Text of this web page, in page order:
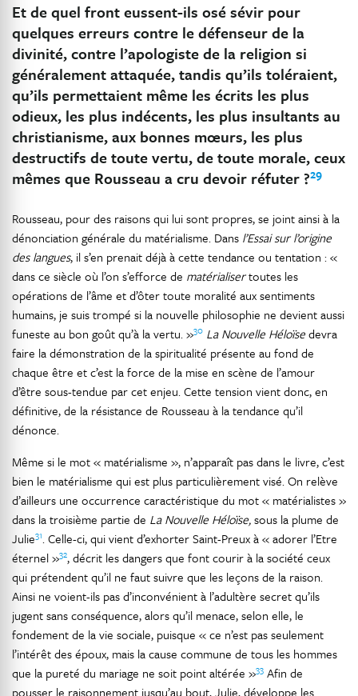
Et de quel front eussent-ils osé sévir pour
quelques erreurs contre le défenseur de la
divinité, contre l’apologiste de la religion si
généralement attaquée, tandis qu’ils toléraient,
qu’ils permettaient même les écrits les plus
odieux, les plus indécents, les plus insultants au
christianisme, aux bonnes mœurs, les plus
destructifs de toute vertu, de toute morale, ceux
mêmes que Rousseau a cru devoir réfuter ?29
Rousseau, pour des raisons qui lui sont propres, se joint ainsi à la
dénonciation générale du matérialisme. Dans l’Essai sur l’origine
des langues, il s’en prenait déjà à cette tendance ou tentation : «
dans ce siècle où l’on s’efforce de matérialisertoutes les
opérations de l’âme et d’ôter toute moralité aux sentiments
humains, je suis trompé si la nouvelle philosophie ne devient aussi
funeste au bon goût qu’à la vertu. »30 La Nouvelle Héloïsedevra
faire la démonstration de la spiritualité présente au fond de
chaque être et c’est la force de la mise en scène de l’amour
d’être sous-tendue par cet enjeu. Cette tension vient donc, en
définitive, de la résistance de Rousseau à la tendance qu’il
dénonce.
Même si le mot « matérialisme », n’apparaît pas dans le livre, c’est
bien le matérialisme qui est plus particulièrement visé. On relève
d’ailleurs une occurrence caractéristique du mot « matérialistes »
dans la troisième partie de La Nouvelle Héloïse,sous la plume de
Julie31. Celle-ci, qui vient d’exhorter Saint-Preux à « adorer l’Etre
éternel »32, décrit les dangers que font courir à la société ceux
qui prétendent qu’il ne faut suivre que les leçons de la raison.
Ainsi ne voient-ils pas d’inconvénient à l’adultère secret qu’ils
jugent sans conséquence, alors qu’il menace, selon elle, le
fondement de la vie sociale, puisque « ce n’est pas seulement
l’intérêt des époux, mais la cause commune de tous les hommes
que la pureté du mariage ne soit point altérée »33 Afin de
pousser le raisonnement jusqu’au bout, Julie, développe les